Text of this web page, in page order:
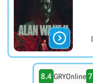

8.4 GRYOnline